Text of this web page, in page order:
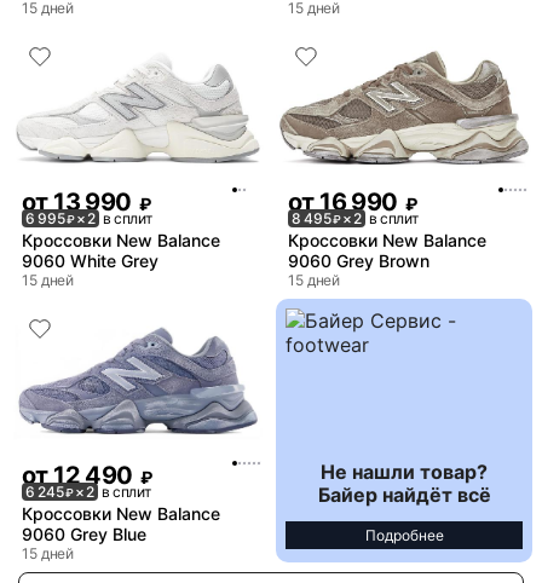
15 дней 15 дней
от13 990 ₽
6 995₽× 2 в сплит
Кроссовки New Balance
9060 White Grey
15 дней
от16 990 ₽
8 495₽× 2 в сплит
Кроссовки New Balance
9060 Grey Brown
15 дней
от12 490 ₽
6 245₽× 2 в сплит
Кроссовки New Balance
9060 Grey Blue
15 дней
Не нашли товар?
Байер найдёт всё
Подробнее